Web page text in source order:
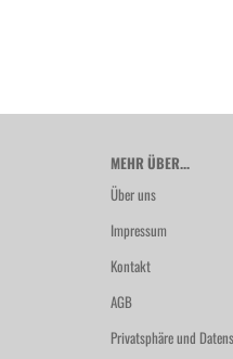
MEHR ÜBER...
Über uns
Impressum
Kontakt
AGB
Privatsphäre und